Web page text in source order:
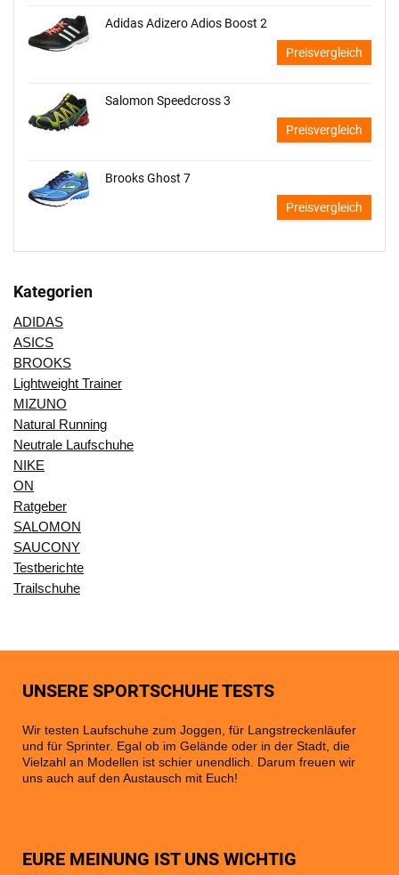
Adidas Adizero Adios Boost 2
Preisvergleich
Salomon Speedcross 3
Preisvergleich
Brooks Ghost 7
Preisvergleich
Kategorien
ADIDAS
ASICS
BROOKS
Lightweight Trainer
MIZUNO
Natural Running
Neutrale Laufschuhe
NIKE
ON
Ratgeber
SALOMON
SAUCONY
Testberichte
Trailschuhe
UNSERE SPORTSCHUHE TESTS
Wir testen Laufschuhe zum Joggen, für Langstreckenläufer
und für Sprinter. Egal ob im Gelände oder in der Stadt, die
Vielzahl an Modellen ist schier unendlich. Darum freuen wir
uns auch auf den Austausch mit Euch!
EURE MEINUNG IST UNS WICHTIG